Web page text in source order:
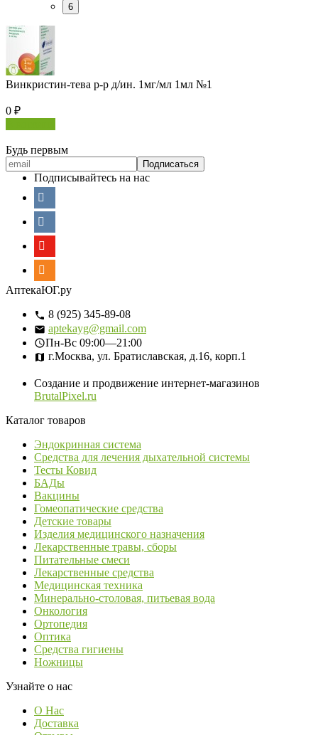
6
Винкристин-тева р-р д/ин. 1мг/мл 1мл №1
0 ₽
Будь первым
Подписывайтесь на нас
АптекаЮГ.ру
8 (925) 345-89-08
aptekayg@gmail.com
Пн-Вс 09:00—21:00
г.Москва, ул. Братиславская, д.16, корп.1
Создание и продвижение интернет-магазинов
BrutalPixel.ru
Каталог товаров
Эндокринная система
Средства для лечения дыхательной системы
Тесты Ковид
БАДы
Вакцины
Гомеопатические средства
Детские товары
Изделия медицинского назначения
Лекарственные травы, сборы
Питательные смеси
Лекарственные средства
Медицинская техника
Минерально-столовая, питьевая вода
Онкология
Ортопедия
Оптика
Средства гигиены
Ножницы
Узнайте о нас
О Нас
Доставка